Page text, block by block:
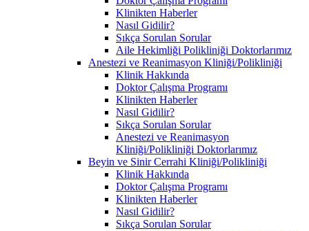
Klinikten Haberler
Nasıl Gidilir?
Sıkça Sorulan Sorular
Aile Hekimliği Polikliniği Doktorlarımız
Anestezi ve Reanimasyon Kliniği/Polikliniği
Klinik Hakkında
Doktor Çalışma Programı
Klinikten Haberler
Nasıl Gidilir?
Sıkça Sorulan Sorular
Anestezi ve Reanimasyon
Kliniği/Polikliniği Doktorlarımız
Beyin ve Sinir Cerrahi Kliniği/Polikliniği
Klinik Hakkında
Doktor Çalışma Programı
Klinikten Haberler
Nasıl Gidilir?
Sıkça Sorulan Sorular